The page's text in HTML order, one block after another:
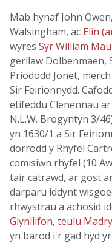
Mab hynaf John
Walsingham, ac Elin
wyres Syr William
gerllaw Dolbenmaen,
Priododd Jonet, merch
Sir Feirionnydd.
etifeddu Clenennau
N.L.W. Brogyntyn 3/
yn 1630/1 a Sir
dorrodd y Rhyfel
comisiwn rhyfel (10
tair catrawd, ar gost
darparu iddynt
rhwystrau a achosid
Glynllifon, teulu
yn barod i'r gad hyd